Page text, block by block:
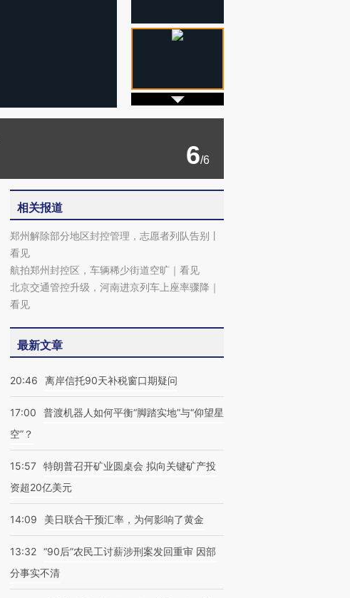
6/6
相关报道
郑州解除部分地区封控管理，志愿者列队告别丨
看见
航拍郑州封控区，车辆稀少街道空旷｜看见
北京交通管控升级，河南进京列车上座率骤降｜
看见
最新文章
20:46 离岸信托90天补税窗口期疑问
17:00
普渡机器人如何平衡“脚踏实地”与“仰望星
空”？
15:57 特朗普召开矿业圆桌会 拟向关键矿产投
资超20亿美元
14:09 美日联合干预汇率，为何影响了黄金
13:32 “90后”农民工讨薪涉刑案发回重审 因部
分事实不清